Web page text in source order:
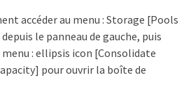
accéder au menu : Storage [Pools
le panneau de gauche, puis
: ellipsis icon [Consolidate
pour ouvrir la boîte de